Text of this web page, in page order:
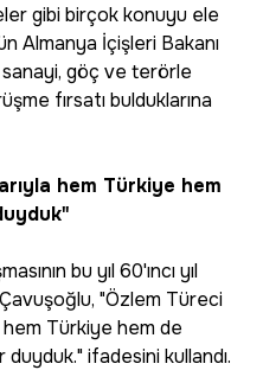
gibi birçok konuyu ele
Almanya İçişleri Bakanı
göç ve terörle
fırsatı bulduklarına
hem Türkiye hem
bu yıl 60'ıncı yıl
"Özlem Türeci
hem Türkiye hem de
ifadesini kullandı.